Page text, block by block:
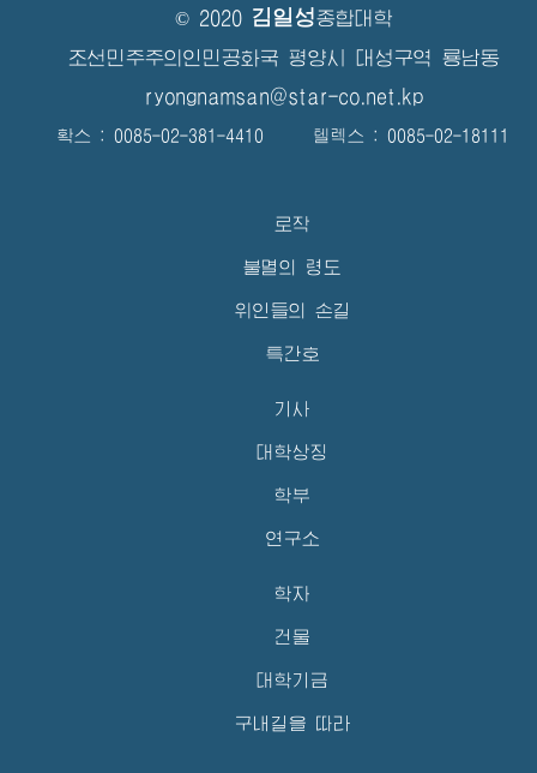
© 2020 김일성종합대학
조선민주주의인민공화국 평양시 대성구역 룡남동
ryongnamsan@star-co.net.kp
확스 : 0085-02-381-4410 텔렉스 : 0085-02-18111
로작
불멸의 령도
위인들의 손길
특간호
기사
대학상징
학부
연구소
학자
건물
대학기금
구내길을 따라